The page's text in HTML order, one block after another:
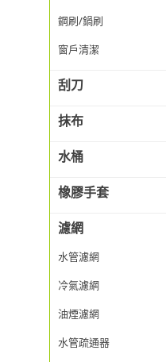
鋼刷/鍋刷
窗戶清潔
刮刀
抹布
水桶
橡膠手套
濾網
水管濾網
冷氣濾網
油煙濾網
水管疏通器